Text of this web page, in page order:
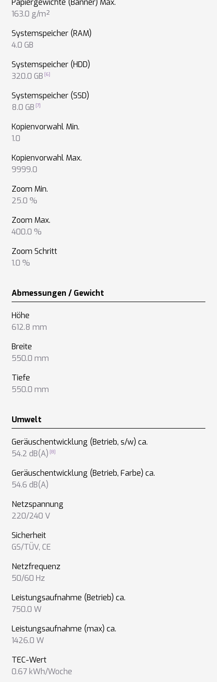
Papiergewichte (Banner) Max.
163.0 g/m²
Systemspeicher (RAM)
4.0 GB
Systemspeicher (HDD)
320.0 GB
Systemspeicher (SSD)
8.0 GB
Kopienvorwahl Min.
1.0
Kopienvorwahl Max.
9999.0
Zoom Min.
25.0 %
Zoom Max.
400.0 %
Zoom Schritt
1.0 %
Abmessungen / Gewicht
Höhe
612.8 mm
Breite
550.0 mm
Tiefe
550.0 mm
Umwelt
Geräuschentwicklung (Betrieb, s/w) ca.
54.2 dB(A)
Geräuschentwicklung (Betrieb, Farbe) ca.
54.6 dB(A)
Netzspannung
220/240 V
Sicherheit
GS/TÜV, CE
Netzfrequenz
50/60 Hz
Leistungsaufnahme (Betrieb) ca.
750.0 W
Leistungsaufnahme (max) ca.
1426.0 W
TEC-Wert
0.67 kWh/Woche